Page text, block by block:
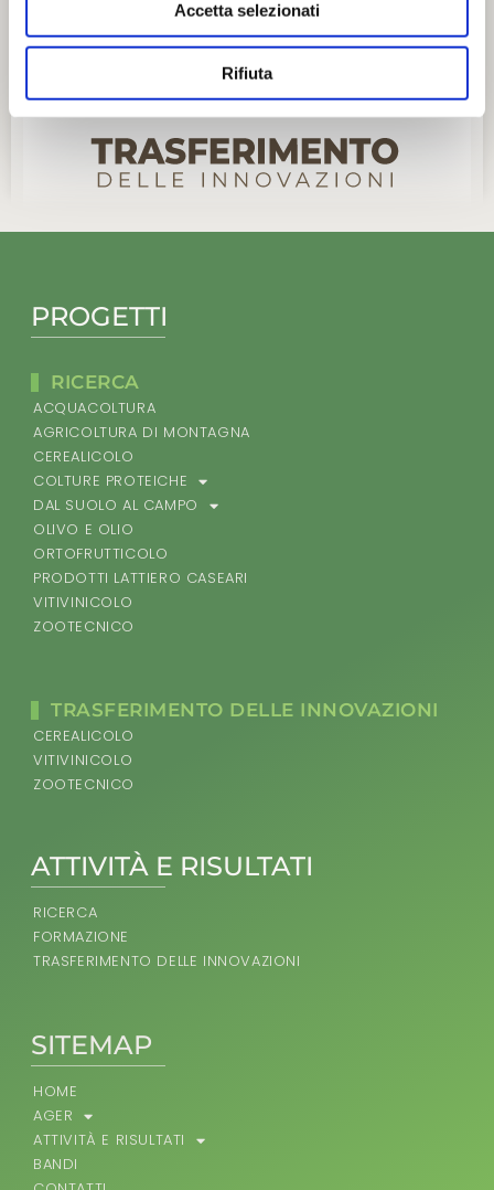
Accetta selezionati
Rifiuta
ATTIVITÀ E RISULTATI
RICERCA
FORMAZIONE
TRASFERIMENTO DELLE INNOVAZIONI
SITEMAP
HOME
AGER
ATTIVITÀ E RISULTATI
BANDI
PROGETTI
RICERCA
ACQUACOLTURA
AGRICOLTURA DI MONTAGNA
CEREALICOLO
COLTURE PROTEICHE
DAL SUOLO AL CAMPO
OLIVO E OLIO
ORTOFRUTTICOLO
PRODOTTI LATTIERO CASEARI
VITIVINICOLO
ZOOTECNICO
TRASFERIMENTO DELLE INNOVAZIONI
CEREALICOLO
VITIVINICOLO
ZOOTECNICO